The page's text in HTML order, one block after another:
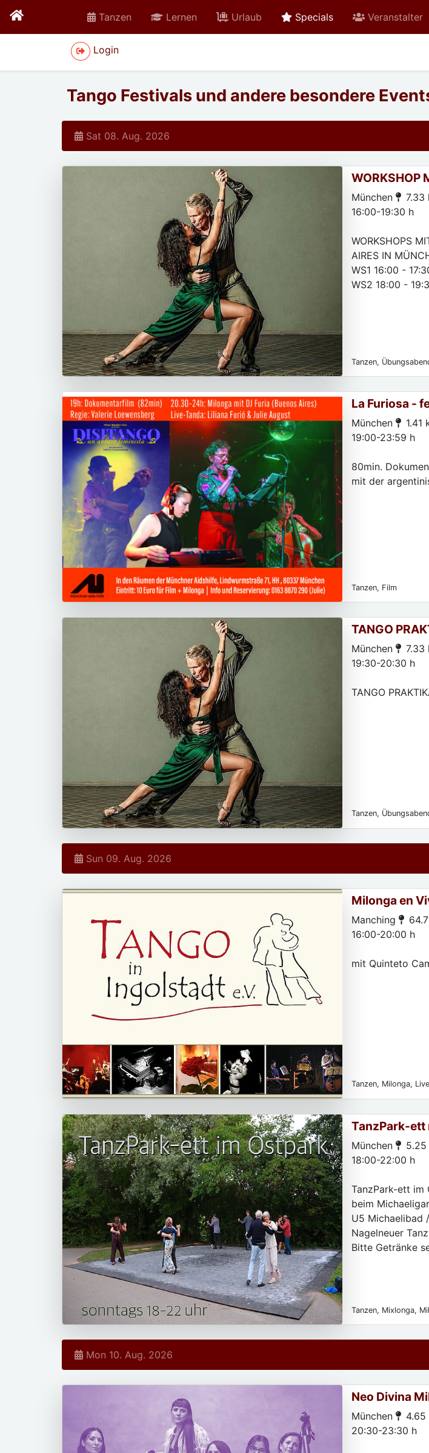
Tanzen Lernen Urlaub Specialsactive currentVeranstalter
Login
Tango Festivals und andere besondere
Sat 08. Aug. 2026
WORKSHOP
München
7.33
16:00-19:30 h
WORKSHOPS
AIRES IN
WS1 16:00 -
WS2 18:00 -
Tanzen,
La Furiosa -
München
1.41
19:00-23:59 h
80min.
mit der
Tanzen, Film
TANGO
München
7.33
19:30-20:30 h
TANGO
Tanzen,
Sun 09. Aug. 2026
Milonga en
Manching
16:00-20:00 h
mit Quinteto
Tanzen, Milonga,
TanzPark-ett
München
5.25
18:00-22:00 h
TanzPark-ett im
beim
U5 Michaelibad
Nagelneuer
Bitte Getränke
Tanzen, Mixlonga,
Mon 10. Aug. 2026
Neo Divina
München
4.65
20:30-23:30 h